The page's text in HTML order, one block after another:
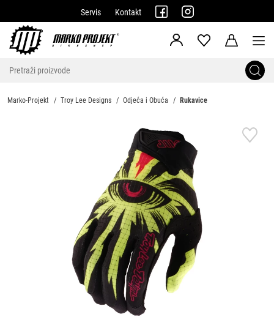
Servis Kontakt
Marko-Projekt Troy Lee Designs Odjeća i Obuća Rukavice